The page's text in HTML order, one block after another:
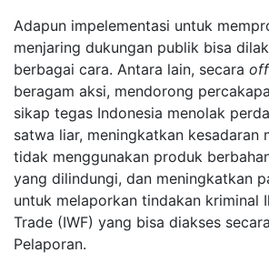
Adapun impelementasi untuk
menjaring dukungan publik bisa
berbagai cara. Antara lain, secara
beragam aksi, mendorong
sikap tegas Indonesia menolak
satwa liar, meningkatkan kesadaran
tidak menggunakan produk
yang dilindungi, dan meningkatkan
untuk melaporkan tindakan kriminal
Trade (IWF) yang bisa diakses
Pelaporan.